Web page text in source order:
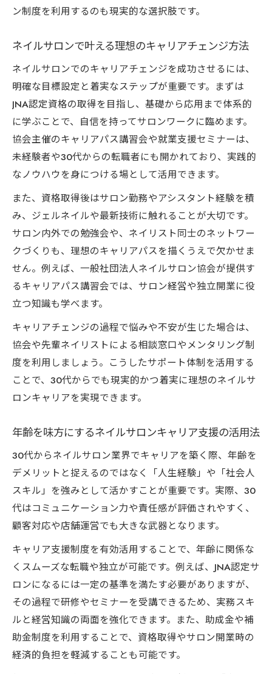
支援と保障
バックアップ
JNA認定サロンになるための制度とそのメリ
未経験でも安心して始めるネイルサロン再出発
未経験から始めるネイルサロン開業のリア
ルな流れ
ネイルサロン免許取得で安心感を得るステ
ップ
サロン経験ゼロでもネイルサロンで働くた
めの支援策
ネイルサロン業界のキャリアパスと再出発
のコツ
ネイルサロンでの研修制度やバックアップ
体制の活用法
助成金や資格取得が実現する現実的な未来
ネイルサロン開業で活用できる助成金とそ
の効果
資格取得で広がるネイルサロンキャリアの
助成金活用でネイルサロンの設備投資を実
現する方法
ネイルサロンの資格取得支援制度の最新情
報
助成金とキャリアパス講習会で将来設計を
具体化
JNA制度の活用で長く続けるネイルサロン経営
JNA制度を使ったネイルサロン経営の安定化
戦略
JNA認定サロンになるための具体的なステッ
プ解説
JNA制度が提供するネイルサロン経営サポー
トの内容
ン制度を利用するのも現実的な選択肢です。
ネイルサロンで叶える理想のキャリアチェンジ方法
ネイルサロンでのキャリアチェンジを成功させるには、
明確な目標設定と着実なステップが重要です。まずは
JNA認定資格の取得を目指し、基礎から応用まで体系的
に学ぶことで、自信を持ってサロンワークに臨めます。
協会主催のキャリアパス講習会や就業支援セミナーは、
未経験者や30代からの転職者にも開かれており、実践的
なノウハウを身につける場として活用できます。
また、資格取得後はサロン勤務やアシスタント経験を積
み、ジェルネイルや最新技術に触れることが大切です。
サロン内外での勉強会や、ネイリスト同士のネットワー
クづくりも、理想のキャリアパスを描くうえで欠かせま
せん。例えば、一般社団法人ネイルサロン協会が提供す
るキャリアパス講習会では、サロン経営や独立開業に役
立つ知識も学べます。
キャリアチェンジの過程で悩みや不安が生じた場合は、
協会や先輩ネイリストによる相談窓口やメンタリング制
度を利用しましょう。こうしたサポート体制を活用する
ことで、30代からでも現実的かつ着実に理想のネイルサ
ロンキャリアを実現できます。
年齢を味方にするネイルサロンキャリア支援の活用法
30代からネイルサロン業界でキャリアを築く際、年齢を
デメリットと捉えるのではなく「人生経験」や「社会人
スキル」を強みとして活かすことが重要です。実際、30
代はコミュニケーション力や責任感が評価されやすく、
顧客対応や店舗運営でも大きな武器となります。
キャリア支援制度を有効活用することで、年齢に関係な
くスムーズな転職や独立が可能です。例えば、JNA認定サ
ロンになるには一定の基準を満たす必要がありますが、
その過程で研修やセミナーを受講できるため、実務スキ
ルと経営知識の両面を強化できます。また、助成金や補
助金制度を利用することで、資格取得やサロン開業時の
経済的負担を軽減することも可能です。